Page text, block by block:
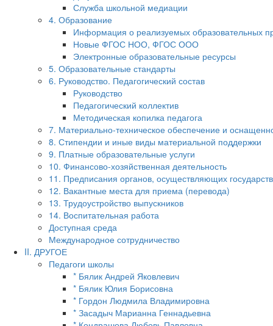
Служба школьной медиации
4. Образование
Информация о реализуемых образовательных
Новые ФГОС НОО, ФГОС ООО
Электронные образовательные ресурсы
5. Образовательные стандарты
6. Руководство. Педагогический состав
Руководство
Педагогический коллектив
Методическая копилка педагога
7. Материально-техническое обеспечение и
8. Стипендии и иные виды материальной поддержки
9. Платные образовательные услуги
10. Финансово-хозяйственная деятельность
11. Предписания органов, осуществляющих
12. Вакантные места для приема (перевода)
13. Трудоустройство выпускников
14. Воспитательная работа
Доступная среда
Международное сотрудничество
II. ДРУГОЕ
Педагоги школы
* Бялик Андрей Яковлевич
* Бялик Юлия Борисовна
* Гордон Людмила Владимировна
* Засадыч Марианна Геннадьевна